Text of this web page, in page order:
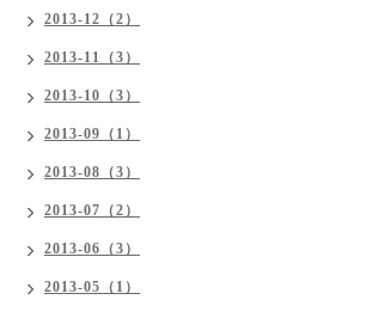
2013-12（2）
2013-11（3）
2013-10（3）
2013-09（1）
2013-08（3）
2013-07（2）
2013-06（3）
2013-05（1）